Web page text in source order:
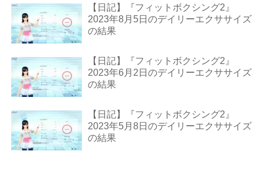
【日記】『フィットボクシング2』
2023年8月5日のデイリーエクササイズ
の結果
【日記】『フィットボクシング2』
2023年6月2日のデイリーエクササイズ
の結果
【日記】『フィットボクシング2』
2023年5月8日のデイリーエクササイズ
の結果